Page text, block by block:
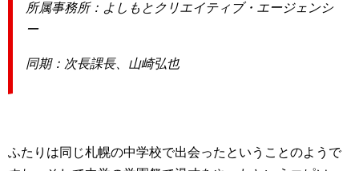
所属事務所：よしもとクリエイティブ・エージェンシ
ー
同期：次長課長、山崎弘也
ふたりは同じ札幌の中学校で出会ったということのようで